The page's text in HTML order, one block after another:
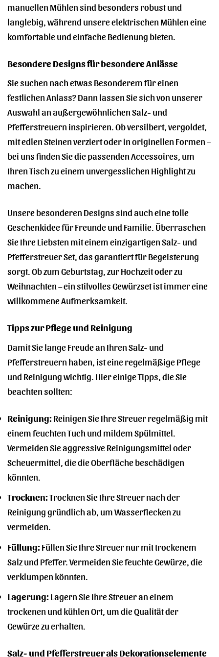
manuellen Mühlen sind besonders robust und
langlebig, während unsere elektrischen Mühlen eine
komfortable und einfache Bedienung bieten.
Besondere Designs für besondere Anlässe
Sie suchen nach etwas Besonderem für einen
festlichen Anlass? Dann lassen Sie sich von unserer
Auswahl an außergewöhnlichen Salz- und
Pfefferstreuern inspirieren. Ob versilbert, vergoldet,
mit edlen Steinen verziert oder in originellen Formen –
bei uns finden Sie die passenden Accessoires, um
Ihren Tisch zu einem unvergesslichen Highlight zu
machen.
Unsere besonderen Designs sind auch eine tolle
Geschenkidee für Freunde und Familie. Überraschen
Sie Ihre Liebsten mit einem einzigartigen Salz- und
Pfefferstreuer Set, das garantiert für Begeisterung
sorgt. Ob zum Geburtstag, zur Hochzeit oder zu
Weihnachten – ein stilvolles Gewürzset ist immer eine
willkommene Aufmerksamkeit.
Tipps zur Pflege und Reinigung
Damit Sie lange Freude an Ihren Salz- und
Pfefferstreuern haben, ist eine regelmäßige Pflege
und Reinigung wichtig. Hier einige Tipps, die Sie
beachten sollten:
Reinigung:Reinigen Sie Ihre Streuer regelmäßig mit
einem feuchten Tuch und mildem Spülmittel.
Vermeiden Sie aggressive Reinigungsmittel oder
Scheuermittel, die die Oberfläche beschädigen
könnten.
Trocknen:Trocknen Sie Ihre Streuer nach der
Reinigung gründlich ab, um Wasserflecken zu
vermeiden.
Füllung:Füllen Sie Ihre Streuer nur mit trockenem
Salz und Pfeffer. Vermeiden Sie feuchte Gewürze, die
verklumpen könnten.
Lagerung:Lagern Sie Ihre Streuer an einem
trockenen und kühlen Ort, um die Qualität der
Gewürze zu erhalten.
Salz- und Pfefferstreuer als Dekorationselemente